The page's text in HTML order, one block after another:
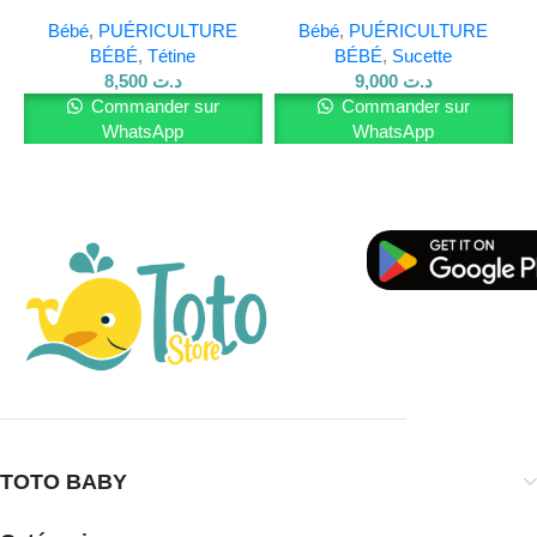
pour une petite fille que comme idée cadeau naissance.
En résumé, laBaby Pur Boîte à Sucetteest à la foisutile,
légère et esthétique
. Elle simplifie la vie des parents tout
en assurantl’hygiène des sucettesde bébé.
Bébé, PUÉRICULTURE
BÉBÉ,Tétine
د.ت 8,500
Commander sur
WhatsApp
Bébé, PUÉRICULTURE
BÉBÉ, Sucette
د.ت 9,000
Commander sur
WhatsApp
TOTO BABY